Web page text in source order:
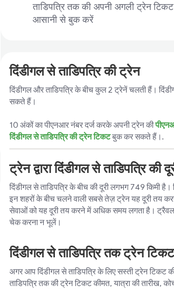
ताडिपत्रि तक की अपनी अगली ट्रेन टिकट
आसानी से बुक करें
दिंडीगल से ताडिपत्रि की ट्रेन
दिंडीगल और ताडिपत्रि के बीच कुल 2 ट्रेनें चलती हैं।
सकते हैं।
10 अंकों का पीएनआर नंबर दर्ज करके अपनी ट्रेन की
दिंडीगल से ताडिपत्रि की ट्रेन टिकटबुक कर सकते हैं।.
ट्रेन द्वारा दिंडीगल से ताडिपत्रि की
दिंडीगल से ताडिपत्रि के बीच की दूरी लगभग 749 किमी है।
इन शहरों के बीच चलने वाली सबसे तेज़ ट्रेन यह दूरी तय
सेवाओं को यह दूरी तय करने में अधिक समय लगता है।
चेक करना न भूलें।
दिंडीगल से ताडिपत्रि तक ट्रेन
अगर आप दिंडीगल से ताडिपत्रि के लिए सस्ती ट्रेन
ताडिपत्रि तक की ट्रेन टिकट कीमत, यात्रा की तारीख,